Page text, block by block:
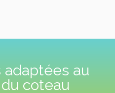
adaptées au
coteau